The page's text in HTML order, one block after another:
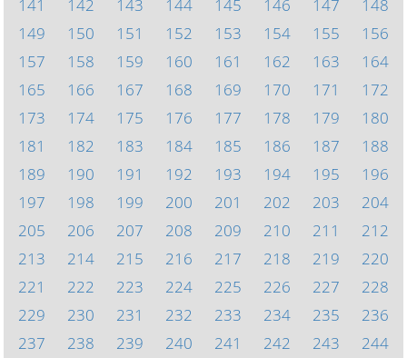
141
142 143 144 145 146 147
148
149
150 151 152 153 154 155
156
157
158 159 160 161 162 163
164
165
166 167 168 169 170 171
172
173
174 175 176 177 178 179
180
181
182 183 184 185 186 187
188
189
190 191 192 193 194 195
196
197
198 199 200 201 202 203
204
205
206 207 208 209 210 211
212
213
214 215 216 217 218 219
220
221
222 223 224 225 226 227
228
229
230 231 232 233 234 235
236
237
238 239 240 241 242 243
244